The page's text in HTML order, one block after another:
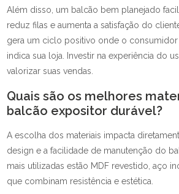
Além disso, um balcão bem planejado
reduz filas e aumenta a satisfação do
gera um ciclo positivo onde o
indica sua loja. Investir na experiência do
valorizar suas vendas.
Quais são os melhores
balcão expositor durável?
A escolha dos materiais impacta
design e a facilidade de manutenção do
mais utilizadas estão MDF revestido, aço
que combinam resistência e estética.